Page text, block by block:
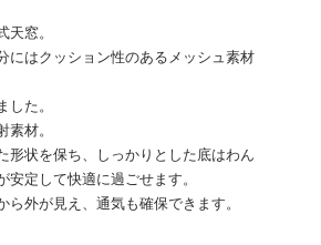
天窓。
にはクッション性のあるメッシュ素材
した。
素材。
形状を保ち、しっかりとした底はわん
安定して快適に過ごせます。
ら外が見え、通気も確保できます。